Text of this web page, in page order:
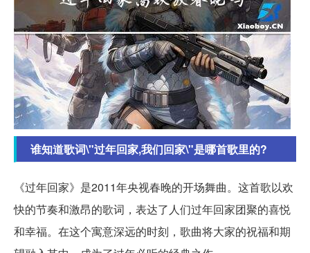
谁知道歌词\"过年回家,我们回家\"是哪首歌里的?
《过年回家》是2011年央视春晚的开场舞曲。这首歌以欢
快的节奏和激昂的歌词，表达了人们过年回家团聚的喜悦
和幸福。在这个寓意深远的时刻，歌曲将大家的祝福和期